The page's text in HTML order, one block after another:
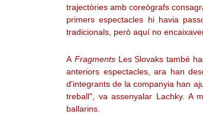
trajectòries amb coreògrafs
primers espectacles hi havia
tradicionals, però aquí no
A FragmentsLes Slovaks també
anteriors espectacles, ara han
d'integrants de la companyia han
treball", va assenyalar Lachky. A
ballarins.